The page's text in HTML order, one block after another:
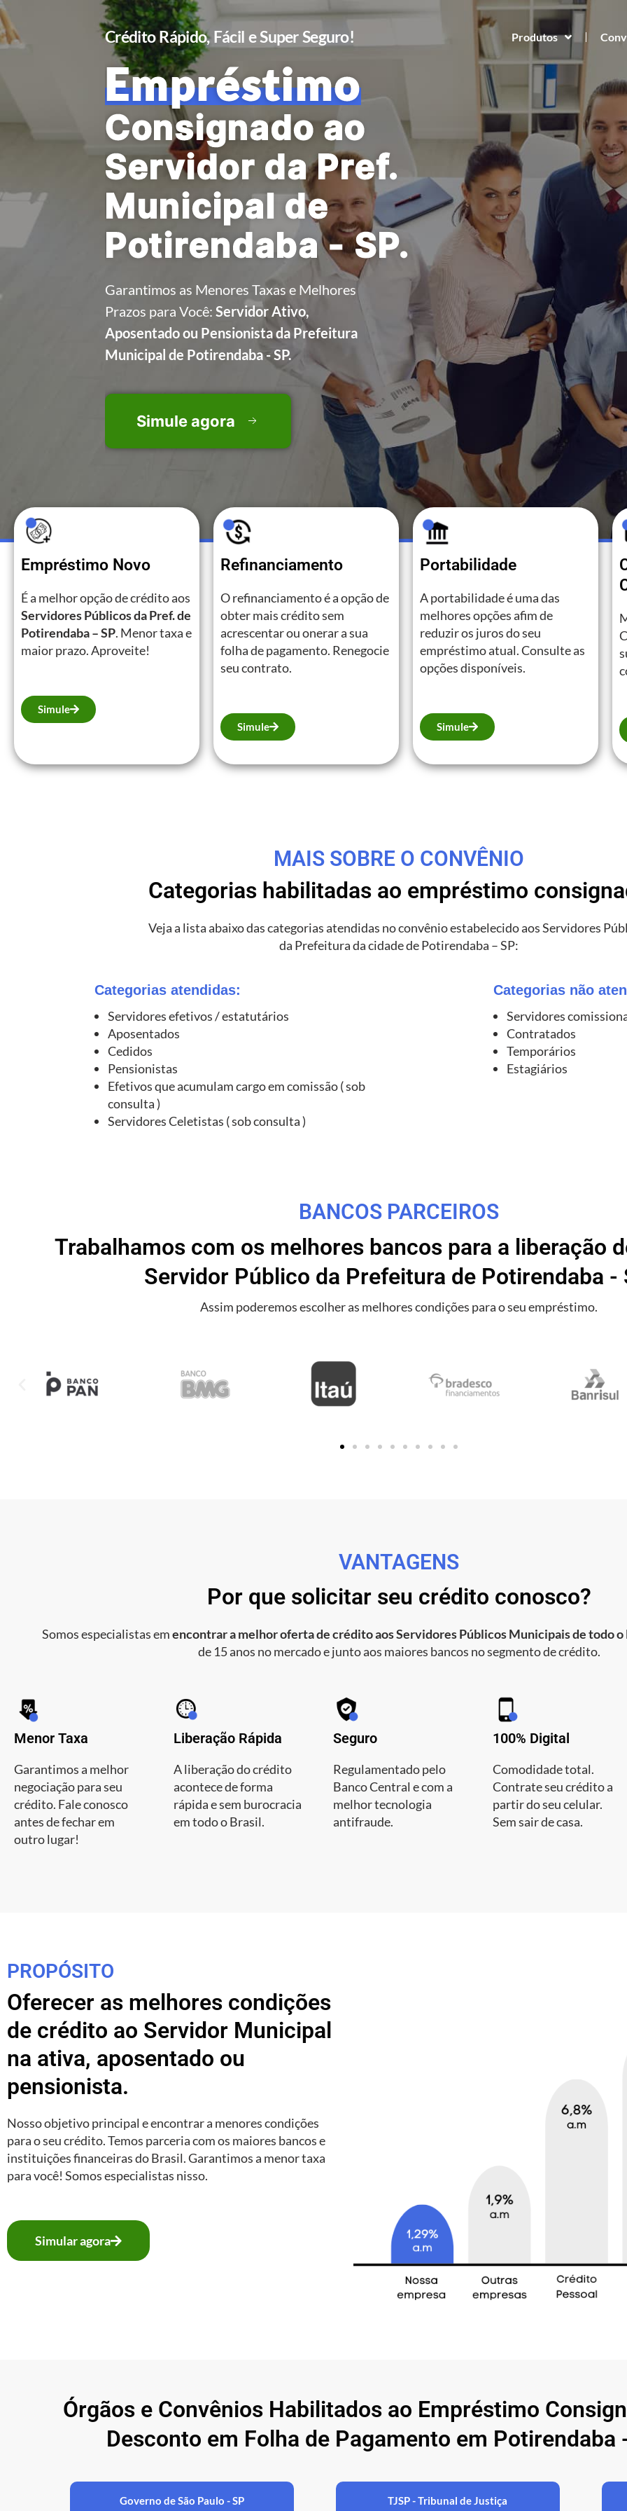
Produtos
Crédito Rápido, Fácil e Super Seguro!
Empréstimo
Consignado ao
Servidor da Pref.
Municipal de
Potirendaba - SP.
Garantimos as Menores Taxas e Melhores
Prazos para Você: Servidor Ativo,
Aposentado ou Pensionista da Prefeitura
Municipal de Potirendaba - SP.
Simule agora
Empréstimo Novo
É a melhor opção de crédito aos
Servidores Públicos da Pref. de
Potirendaba – SP. Menor taxa e
maior prazo. Aproveite!
Simule
Refinanciamento
O refinanciamento é a opção de
obter mais crédito sem
acrescentar ou onerar a sua
folha de pagamento. Renegocie
seu contrato.
Simule
Portabilidade
A portabilidade é uma das
melhores opções afim de
reduzir os juros do seu
empréstimo atual. Consulte as
opções disponíveis.
Simule
MAIS SOBRE O CONVÊNIO
Categorias habilitadas ao empréstimo
Veja a lista abaixo das categorias atendidas no convênio estabelecido aos Servidores
da Prefeitura da cidade de Potirendaba – SP:
Categorias atendidas:
Servidores efetivos / estatutários
Aposentados
Cedidos
Pensionistas
Efetivos que acumulam cargo em comissão ( sob
consulta )
Servidores Celetistas ( sob consulta )
Categorias não
Servidores
Contratados
Temporários
Estagiários
BANCOS PARCEIROS
Trabalhamos com os melhores bancos para a liberação
Servidor Público da Prefeitura de Potirendaba -
Assim poderemos escolher as melhores condições para o seu empréstimo.
VANTAGENS
Por que solicitar seu crédito conosco?
Somos especialistas emencontrar a melhor oferta de crédito aos Servidores Públicos Municipais de todo o
de 15 anos no mercado e junto aos maiores bancos no segmento de crédito.
Menor Taxa
Garantimos a melhor
negociação para seu
crédito. Fale conosco
antes de fechar em
outro lugar!
Liberação Rápida
A liberação do crédito
acontece de forma
rápida e sem burocracia
em todo o Brasil.
Seguro
Regulamentado pelo
Banco Central e com a
melhor tecnologia
antifraude.
100% Digital
Comodidade total.
Contrate seu crédito a
partir do seu celular.
Sem sair de casa.
PROPÓSITO
Oferecer as melhores condições
de crédito ao Servidor Municipal
na ativa, aposentado ou
pensionista.
Nosso objetivo principal e encontrar a menores condições
para o seu crédito. Temos parceria com os maiores bancos e
instituições financeiras do Brasil. Garantimos a menor taxa
para você! Somos especialistas nisso.
Simular agora
Órgãos e Convênios Habilitados ao Empréstimo
Desconto em Folha de Pagamento em Potirendaba
Governo de São Paulo - SP TJSP - Tribunal de Justiça